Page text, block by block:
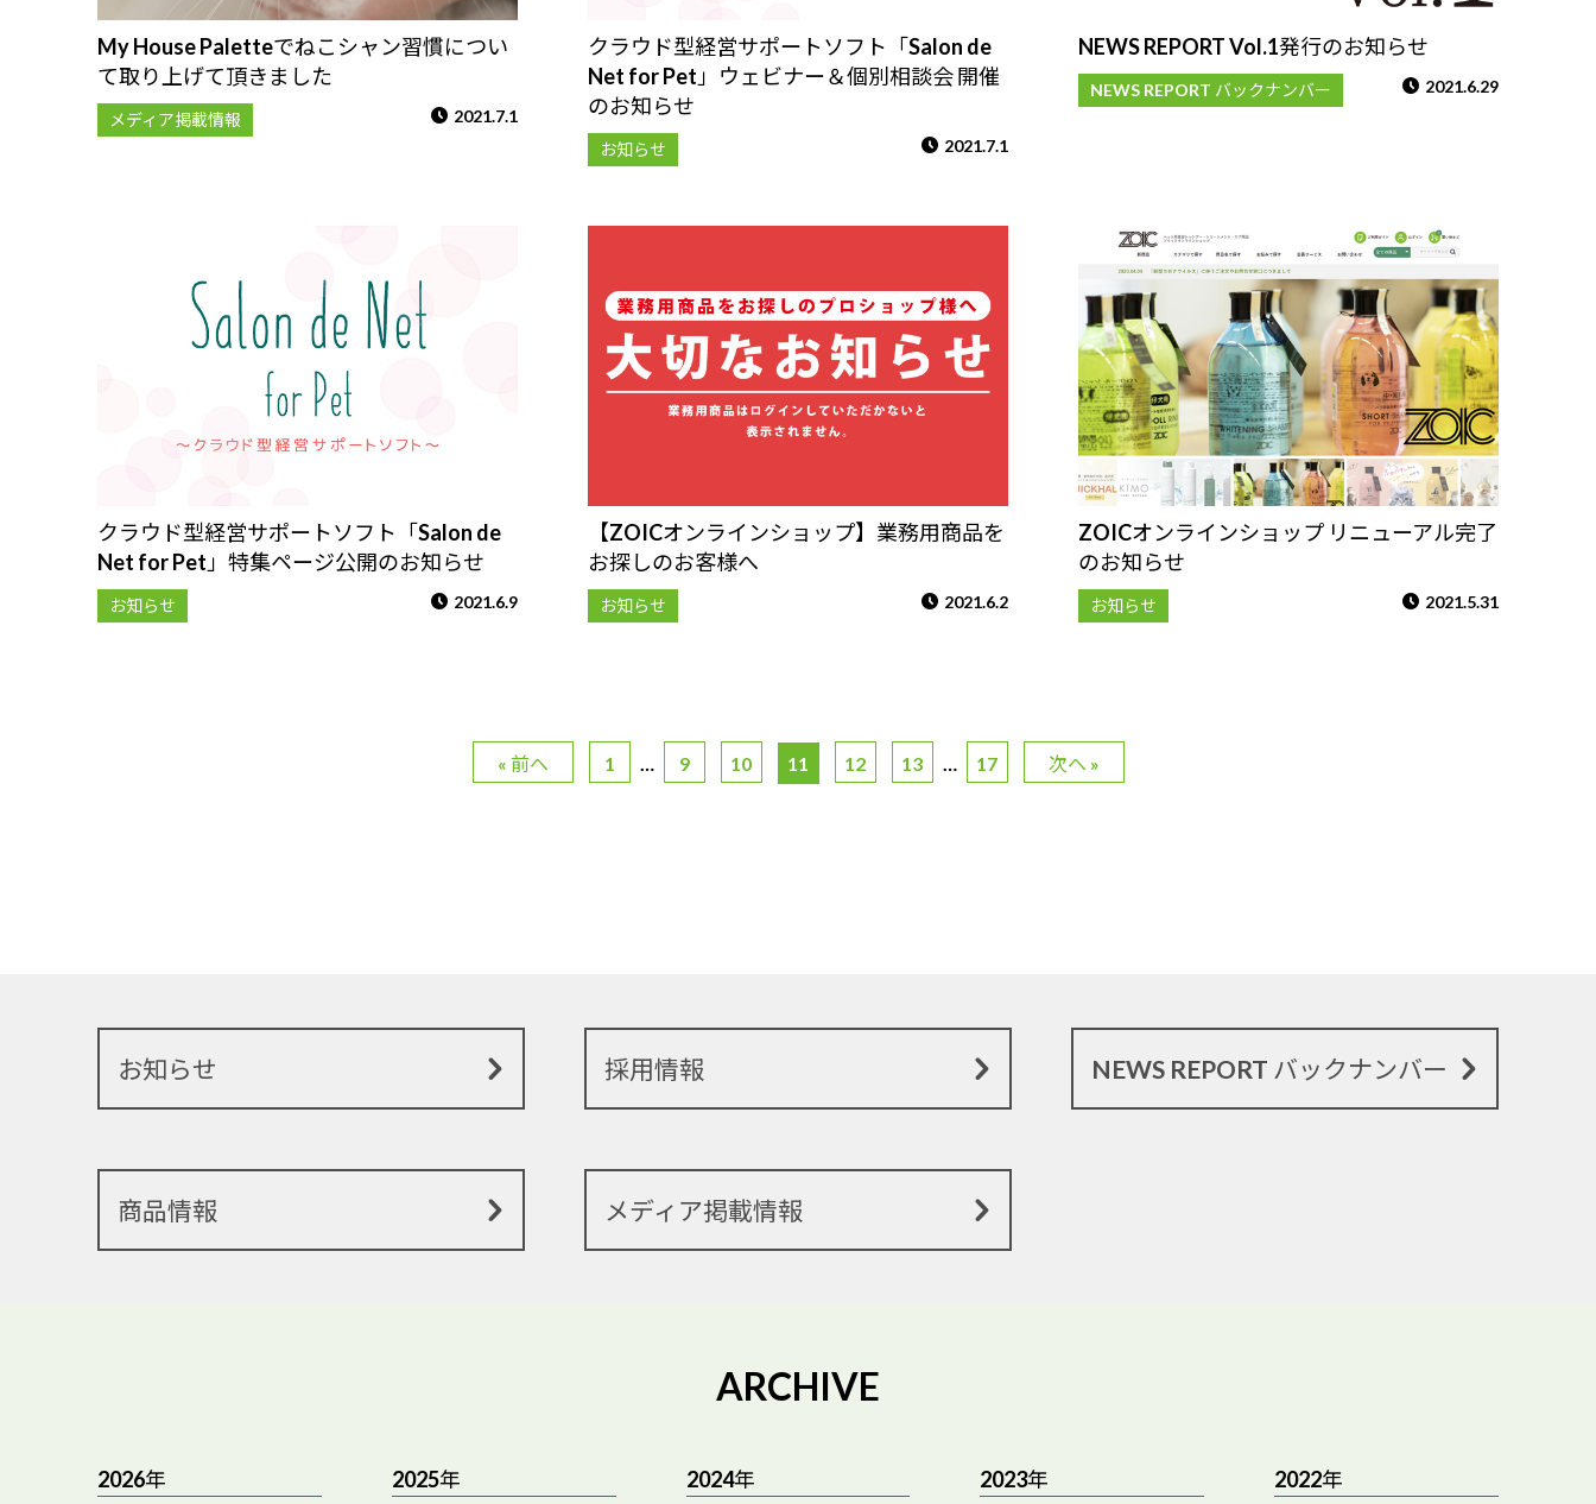
My House Paletteでねこシャン習慣につい
て取り上げて頂きました
メディア掲載情報 2021.7.1
クラウド型経営サポートソフト「Salon de
Net for Pet」ウェビナー＆個別相談会 開催
のお知らせ
お知らせ 2021.7.1
NEWS REPORT Vol.1発行のお知らせ
NEWS REPORT バックナンバー 2021.6.29
クラウド型経営サポートソフト「Salon de
Net for Pet」特集ページ公開のお知らせ
お知らせ 2021.6.9
【ZOICオンラインショップ】業務用商品を
お探しのお客様へ
お知らせ 2021.6.2
ZOICオンラインショップ リニューアル完了
のお知らせ
お知らせ 2021.5.31
« 前へ 1 … 9 10 11 12 13 … 17 次へ »
お知らせ 採用情報 NEWS REPORT バックナンバー
商品情報 メディア掲載情報
ARCHIVE
2026年 2025年 2024年 2023年 2022年